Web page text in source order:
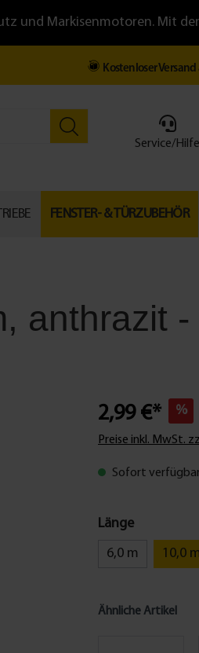
und Markisenmotoren. Mit
Kostenloser Versand
Service/Hilfe
FENSTER- & TÜRZUBEHÖR
anthrazit
2,99 €* %
Preise inkl. MwSt.
Sofort
Länge
6,0 m
10,0 m
Ähnliche Artikel